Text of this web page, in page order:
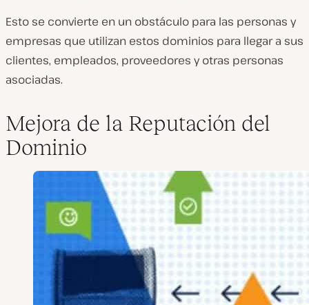
Esto se convierte en un obstáculo para las personas y
empresas que utilizan estos dominios para llegar a sus
clientes, empleados, proveedores y otras personas
asociadas.
Mejora de la Reputación del
Dominio